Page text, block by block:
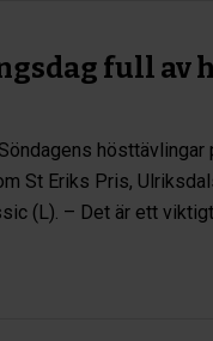
full av
Söndagens hösttävlingar
St Eriks Pris,
(L). – Det är ett